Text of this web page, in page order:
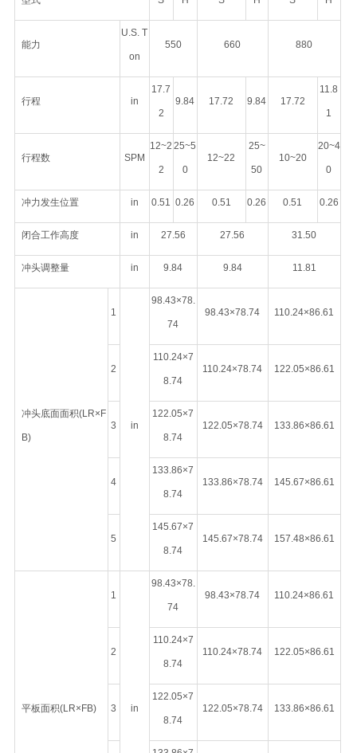
能力
U.S. T
on
550 660 880
行程 in
17.7
2
9.84 17.72 9.84 17.72
11.8
1
行程数 SPM
12~2
2
25~5
0
12~22
25~
50
10~20
20~4
0
冲力发生位置 in 0.51 0.26 0.51 0.26 0.51 0.26
闭合工作高度 in 27.56 27.56 31.50
冲头调整量 in 9.84 9.84 11.81
冲头底面面积(LR×F
B)
1
in
98.43×78.
74
98.43×78.74 110.24×86.61
2
110.24×7
8.74
110.24×78.74 122.05×86.61
3
122.05×7
8.74
122.05×78.74 133.86×86.61
4
133.86×7
8.74
133.86×78.74 145.67×86.61
5
145.67×7
8.74
145.67×78.74 157.48×86.61
平板面积(LR×FB)
1
in
98.43×78.
74
98.43×78.74 110.24×86.61
2
110.24×7
8.74
110.24×78.74 122.05×86.61
3
122.05×7
8.74
122.05×78.74 133.86×86.61